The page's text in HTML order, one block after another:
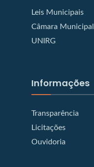
Leis Municipais
Câmara Municipal
UNIRG
Informações
Transparência
Licitações
Ouvidoria